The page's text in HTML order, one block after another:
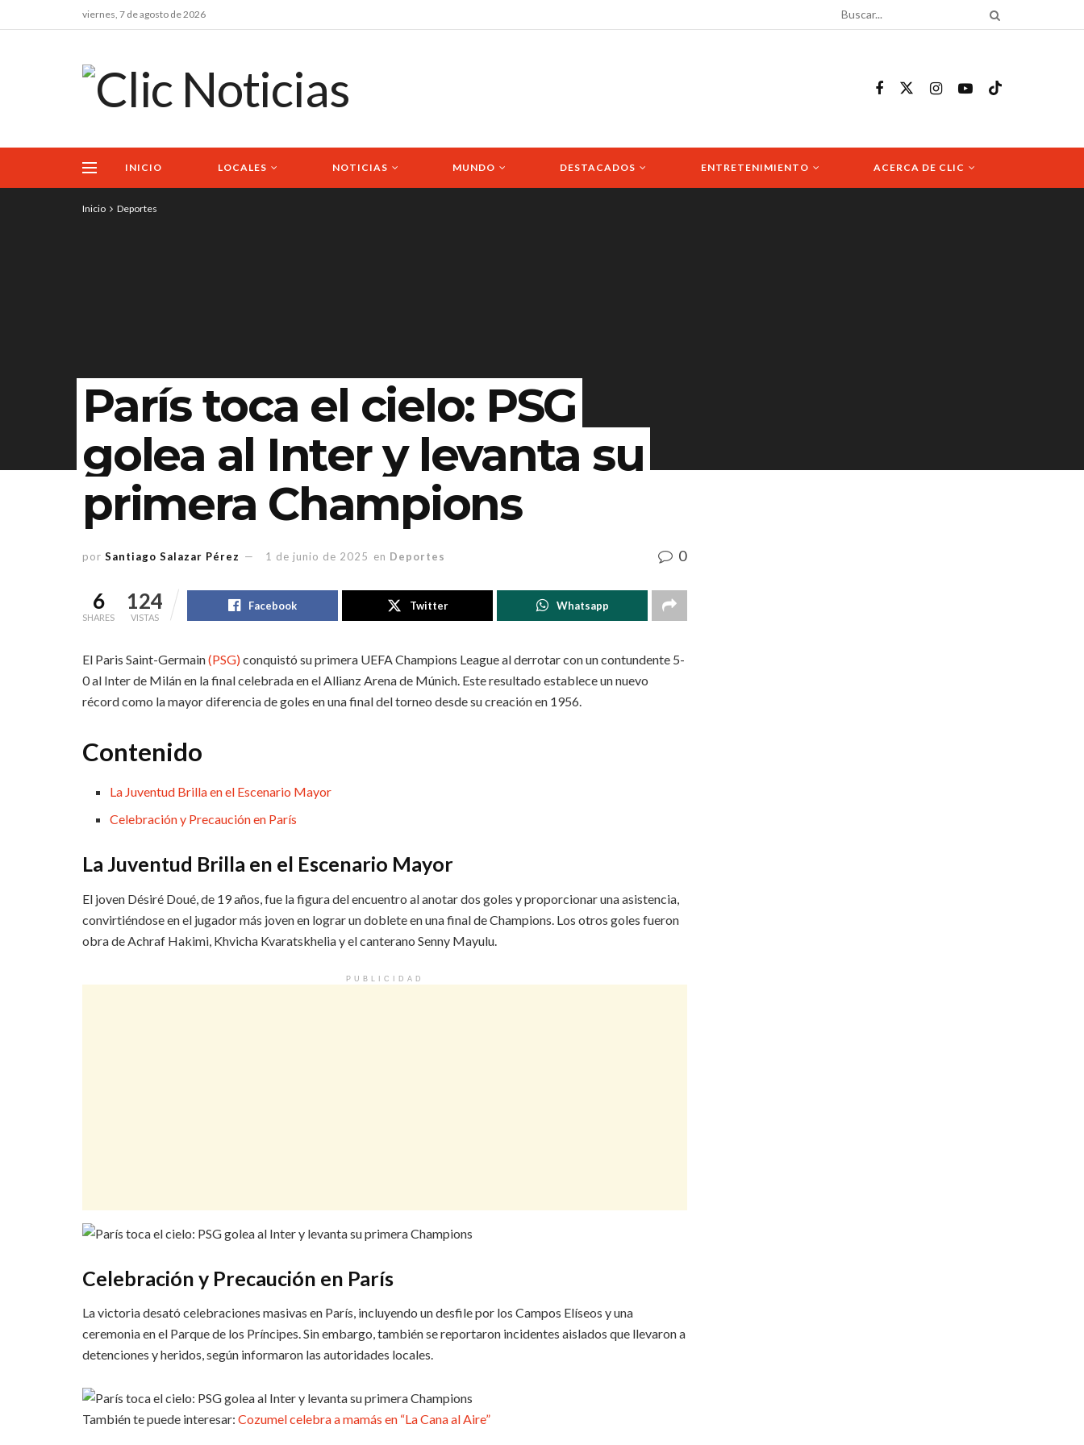
viernes, 7 de agosto de 2026
INICIO LOCALES NOTICIAS MUNDO DESTACADOS ENTRETENIMIENTO ACERCA DE CLIC
Inicio Deportes
París toca el cielo: PSG
golea al Inter y levanta su
primera Champions
por Santiago Salazar Pérez 1 de junio de 2025 en Deportes 0
6
SHARES
124
VISTAS
Facebook Twitter Whatsapp
El Paris Saint-Germain(PSG)conquistó su primera UEFA Champions League al derrotar con un contundente 5-
0 al Inter de Milán en la final celebrada en el Allianz Arena de Múnich. Este resultado establece un nuevo
récord como la mayor diferencia de goles en una final del torneo desde su creación en 1956.
Contenido
La Juventud Brilla en el Escenario Mayor
Celebración y Precaución en París
La Juventud Brilla en el Escenario Mayor
El joven Désiré Doué, de 19 años, fue la figura del encuentro al anotar dos goles y proporcionar una asistencia,
convirtiéndose en el jugador más joven en lograr un doblete en una final de Champions. Los otros goles fueron
obra de Achraf Hakimi, Khvicha Kvaratskhelia y el canterano Senny Mayulu.
PUBLICIDAD
Celebración y Precaución en París
La victoria desató celebraciones masivas en París, incluyendo un desfile por los Campos Elíseos y una
ceremonia en el Parque de los Príncipes. Sin embargo, también se reportaron incidentes aislados que llevaron a
detenciones y heridos, según informaron las autoridades locales.
También te puede interesar: Cozumel celebra a mamás en “La Cana al Aire”